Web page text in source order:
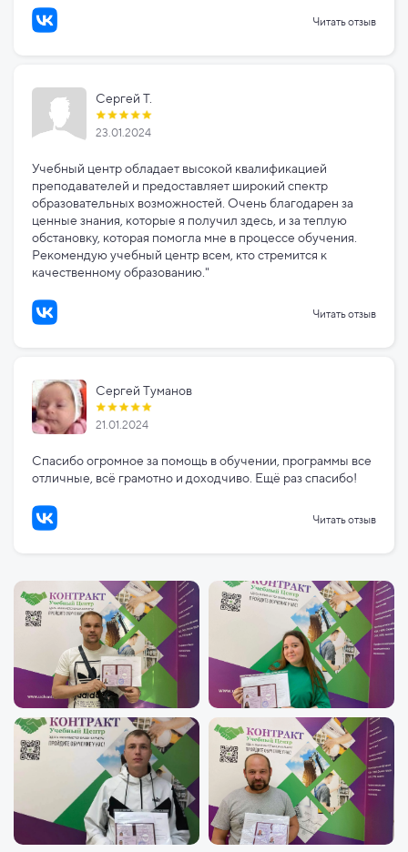
Читать отзыв
Сергей Т.
23.01.2024
Учебный центр обладает высокой квалификацией
преподавателей и предоставляет широкий спектр
образовательных возможностей. Очень благодарен за
ценные знания, которые я получил здесь, и за теплую
обстановку, которая помогла мне в процессе обучения.
Рекомендую учебный центр всем, кто стремится к
качественному образованию."
Читать отзыв
Сергей Туманов
21.01.2024
Спасибо огромное за помощь в обучении, программы все
отличные, всё грамотно и доходчиво. Ещё раз спасибо!
Читать отзыв